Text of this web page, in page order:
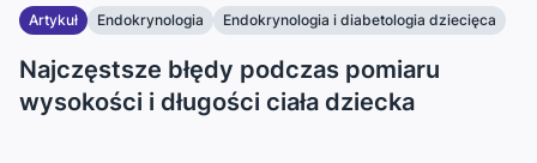
Artykuł Endokrynologia
Endokrynologia i diabetologia dziecięca
Najczęstsze błędy podczas pomiaru
wysokości i długości ciała dziecka